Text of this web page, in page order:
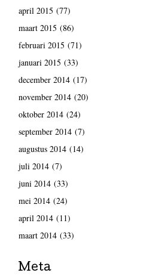
april 2015 (77)
maart 2015 (86)
februari 2015 (71)
januari 2015 (33)
december 2014(17)
november 2014(20)
oktober 2014(24)
september 2014(7)
augustus 2014(14)
juli 2014(7)
juni 2014(33)
mei 2014(24)
april 2014(11)
maart 2014(33)
Meta